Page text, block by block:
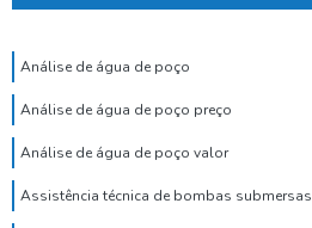
Análise de água de poço
Análise de água de poço preço
Análise de água de poço valor
Assistência técnica de bombas submersas